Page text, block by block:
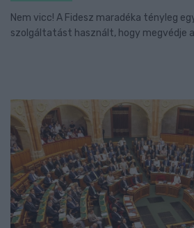
Nem vicc! A Fidesz maradéka tényleg
szolgáltatást használt, hogy megvédje